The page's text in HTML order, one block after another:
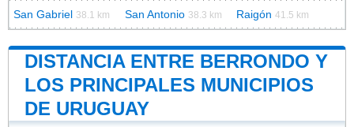
San Gabriel 38.1 km San Antonio 38.3 km Raigón 41.5 km
DISTANCIA ENTRE BERRONDO Y
LOS PRINCIPALES MUNICIPIOS
DE URUGUAY